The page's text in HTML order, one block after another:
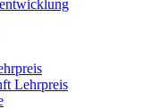
Lehrpreis